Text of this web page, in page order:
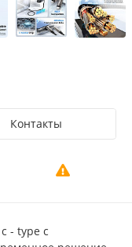
Контакты
- type c